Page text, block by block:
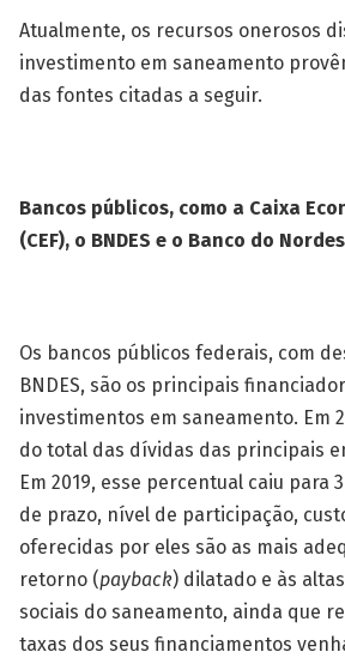
Atualmente, os recursos onerosos
investimento em saneamento
das fontes citadas a seguir.
Bancos públicos, como a Caixa
(CEF), o BNDES e o Banco do
Os bancos públicos federais, com
BNDES, são os principais
investimentos em saneamento. Em
do total das dívidas das principais
Em 2019, esse percentual caiu para
de prazo, nível de participação,
oferecidas por eles são as mais
retorno (payback) dilatado e às
sociais do saneamento, ainda que
taxas dos seus financiamentos